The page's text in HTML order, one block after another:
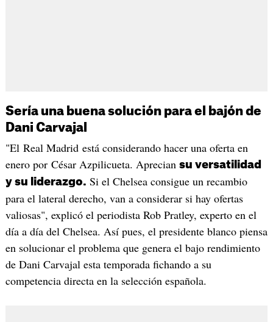
Sería una buena solución para el bajón de
Dani Carvajal
"El Real Madrid está considerando hacer una oferta en
enero por César Azpilicueta. Aprecian su versatilidad
y su liderazgo. Si el Chelsea consigue un recambio
para el lateral derecho, van a considerar si hay ofertas
valiosas", explicó el periodista Rob Pratley, experto en el
día a día del Chelsea. Así pues, el presidente blanco piensa
en solucionar el problema que genera el bajo rendimiento
de Dani Carvajal esta temporada fichando a su
competencia directa en la selección española.